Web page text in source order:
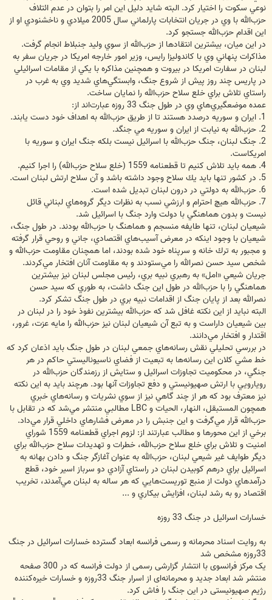
نوعي سكوت را اختيار كرد. البته شايد دليل اين امر را بتوان در عدم ائتلاف
حزب‌الله با وي در جريان انتخابات پارلماني سال 2005 ميلادي و ناخشنودي او از
اين اقدام حزب‌الله جستجو كرد.
در اين ميان، بيشترين انتقادها از حزب‌الله از سوي وليد جنبلاط انجام گرفت.
مذاكرات پنهاني وي با كاندوليزا رايس، وزير امور خارجه امريكا در جريان سفر به
لبنان در سفارت امريكا در بيروت و همچنين مذاكره با يكي از مقامات اسرائيلي
در پاريس چند روز پيش از شروع جنگ، وابستگي‌هاي شديد وي به غرب در
راستاي تلاش براي خلع سلاح حزب‌الله را نمايان ساخت.
عمده موضعگيري‌هاي وي در طول جنگ 33 روزه عبارت‌اند از:
1. ايران و سوريه درصدد هستند تا از طريق حزب‌الله به اهداف خود دست يابند.
2. حزب‌الله به نيابت از ايران و سوريه مي جنگد.
2. جنگ لبنان، جنگ حزب‌الله با اسرائيل نيست بلكه جنگ ايران و سوريه با
امريكاست.
4. همه بايد تلاش كنيم تا قطعنامه 1559 (خلع سلاح حزب‌الله) را اجرا كنيم.
5. در كشور تنها بايد يك سلاح وجود داشته باشد و آن سلاح ارتش لبنان است.
6. حزب‌الله به دولتي در درون لبنان تبديل شده است.
7. حزب‌الله هيچ احترام و ارزشي نسب به نظرات ديگر گروه‌هاي لبناني قائل
نيست و بدون هماهنگي با دولت وارد جنگ با اسرائيل شد.
شيعيان لبنان، تنها طايفه منسجم و هماهنگ با حزب‌الله بودند. در طول جنگ،
شيعيان با وجود اينكه در معرض آسيب‌هاي اقتصادي، جاني و روحي قرار گرفته
و مجبور به ترك خانه و سرپناه خود شده بودند، اما همچنان مقاومت حزب‌الله و
شخص سيد حسن نصرالله را مي‌ستودند و به مقاومت آنان افتخار مي‌كردند.
جريان شيعي «امل» به رهبري نبيه بري، رئيس مجلس لبنان نيز بيشترين
هماهنگي را با حزب‌الله در طول اين جنگ داشت، به طوري كه سيد حسن
نصرالله بعد از پايان جنگ از اقدامات نبيه بري در طول جنگ تشكر كرد.
البته نبايد از اين نكته غافل شد كه حزب‌الله بيشترين نفوذ خود را در لبنان در
بين شيعيان داراست و به تبع آن شيعيان لبنان نيز حزب‌الله را مايه عزت، غرور،
اقتدار و افتخار مي‌دانند.
در بررسي تحليلي نقش رسانه‌هاي جمعي لبنان در طول جنگ بايد اذعان كرد كه
خط مشي كلان اين رسانه‌ها به تبعيت از فضاي ناسيوناليستي حاكم در هر
جنگي، در محكوميت تجاوزات اسرائيل و ستايش از رزمندگان حزب‌الله در
رويارويي با ارتش صهيونيستي و دفع تجاوزات آنها بود. هرچند بايد به اين نكته
نيز معترف بود كه هر از چند گاهي نيز از سوي نشريات و رسانه‌هاي خبري
همچون المستبقل، النهار، الحيات و LBC مطالبي منتشر مي‌شد كه در تقابل با
حزب‌الله قرار مي‌گرفت و اين جنبش را در معرض فشارهاي داخلي قرار مي‌داد.
برخي از اين محورها و مطالب عبارتند از: لزوم اجراي قطعنامه 1559 شوراي
امنيت و تلاش براي خلع سلاح حزب‌الله، خطرات و تهديدات سلاح حزب‌الله براي
ديگر طوايف غير شيعي لبنان، حزب‌الله به عنوان آغازگر جنگ و دادن بهانه به
اسرائيل براي درهم كوبيدن لبنان در راستاي آزادي دو سرباز اسير خود، قطع
درآمدهاي دولت از منبع توريست‌هايي كه هر ساله به لبنان مي‌آمدند، تخريب
اقتصاد رو به رشد لبنان، افزايش بيكاري و ...
خسارات اسرائیل در جنگ 33 روزه
به روایت اسناد محرمانه و رسمی فرانسه ابعاد گسترده خسارات اسرائیل در جنگ
33روزه مشخص شد
یک مرکز فرانسوی با انتشار گزارشی رسمی از دولت فرانسه که در 300 صفحه
منتشر شد ابعاد جدید و محرمانه‌ای از اسرار جنگ 33روزه و خسارات خیره‌کننده
رژیم صهیونیستی در این جنگ را فاش کرد.